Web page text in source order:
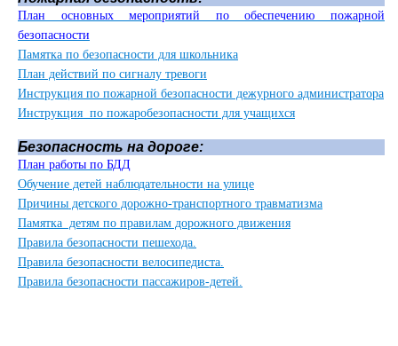
План основных мероприятий по обеспечению пожарной
безопасности
Памятка по безопасности для школьника
План действий по сигналу тревоги
Инструкция по пожарной безопасности дежурного администратора
Инструкция по пожаробезопасности для учащихся
Безопасность на дороге:
План работы по БДД
Обучение детей наблюдательности на улице
Причины детского дорожно-транспортного травматизма
Памятка детям по правилам дорожного движения
Правила безопасности пешехода.
Правила безопасности велосипедиста.
Правила безопасности пассажиров-детей.